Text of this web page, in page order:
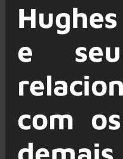
Hughes
e seu
com os